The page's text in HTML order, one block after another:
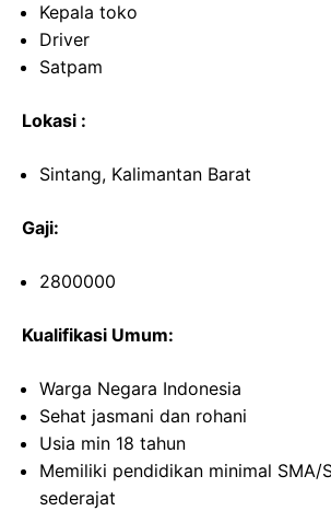
Kepala toko
Driver
Satpam
Lokasi :
Sintang, Kalimantan Barat
Gaji:
2800000
Kualifikasi Umum:
Warga Negara Indonesia
Sehat jasmani dan rohani
Usia min 18 tahun
Memiliki pendidikan minimal SMA/
sederajat